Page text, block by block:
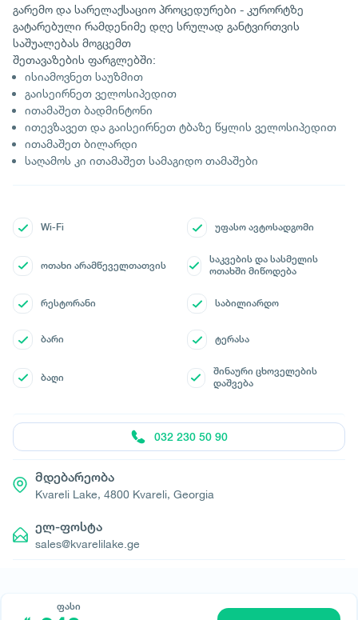
გარემო და სარელაქსაციო პროცედურები - კურორტზე
გატარებული რამდენიმე დღე სრულად განტვირთვის
საშუალებას მოგცემთ
შეთავაზების ფარგლებში:
ისიამოვნეთ საუზმით
გაისეირნეთ ველოსიპედით
ითამაშეთ ბადმინტონი
ითევზავეთ და გაისეირნეთ ტბაზე წყლის ველოსიპედით
ითამაშეთ ბილარდი
საღამოს კი ითამაშეთ სამაგიდო თამაშები
Wi-Fi უფასო ავტოსადგომი
ოთახი არამწეველთათვის
საკვების და სასმელის
ოთახში მიწოდება
რესტორანი საბილიარდო
ბარი ტერასა
ბაღი
შინაური ცხოველების
დაშვება
ფასი
032 230 50 90
მდებარეობა
Kvareli Lake, 4800 Kvareli, Georgia
ელ-ფოსტა
sales@kvarelilake.ge